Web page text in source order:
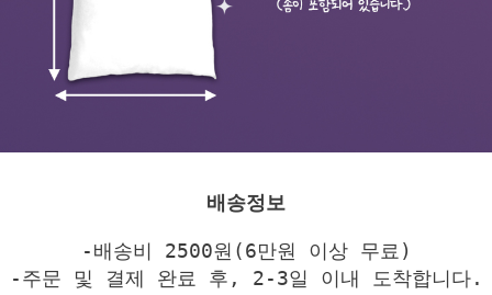
배송정보
-배송비 2500원(6만원 이상 무료)
-주문 및 결제 완료 후, 2-3일 이내 도착합니다.